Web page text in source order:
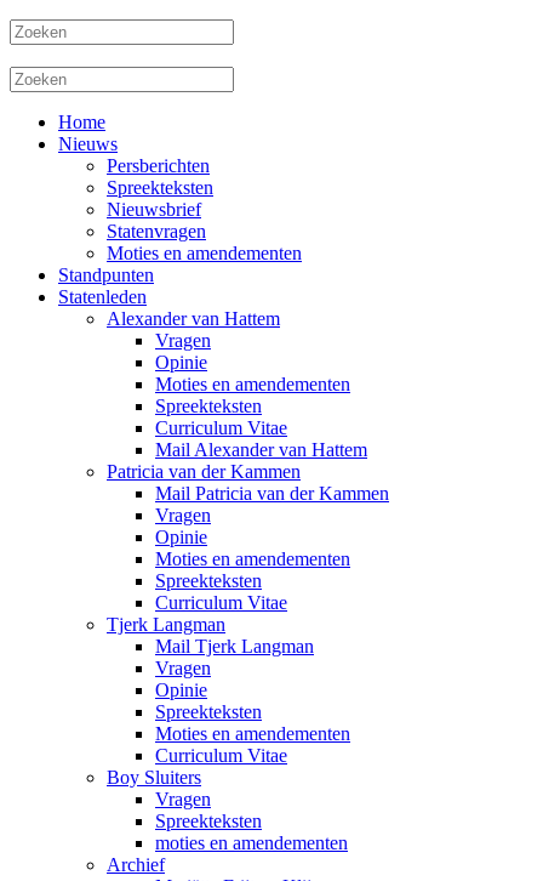
Home
Nieuws
Persberichten
Spreekteksten
Nieuwsbrief
Statenvragen
Moties en amendementen
Standpunten
Statenleden
Alexander van Hattem
Vragen
Opinie
Moties en amendementen
Spreekteksten
Curriculum Vitae
Mail Alexander van Hattem
Patricia van der Kammen
Mail Patricia van der Kammen
Vragen
Opinie
Moties en amendementen
Spreekteksten
Curriculum Vitae
Tjerk Langman
Mail Tjerk Langman
Vragen
Opinie
Spreekteksten
Moties en amendementen
Curriculum Vitae
Boy Sluiters
Vragen
Spreekteksten
moties en amendementen
Archief